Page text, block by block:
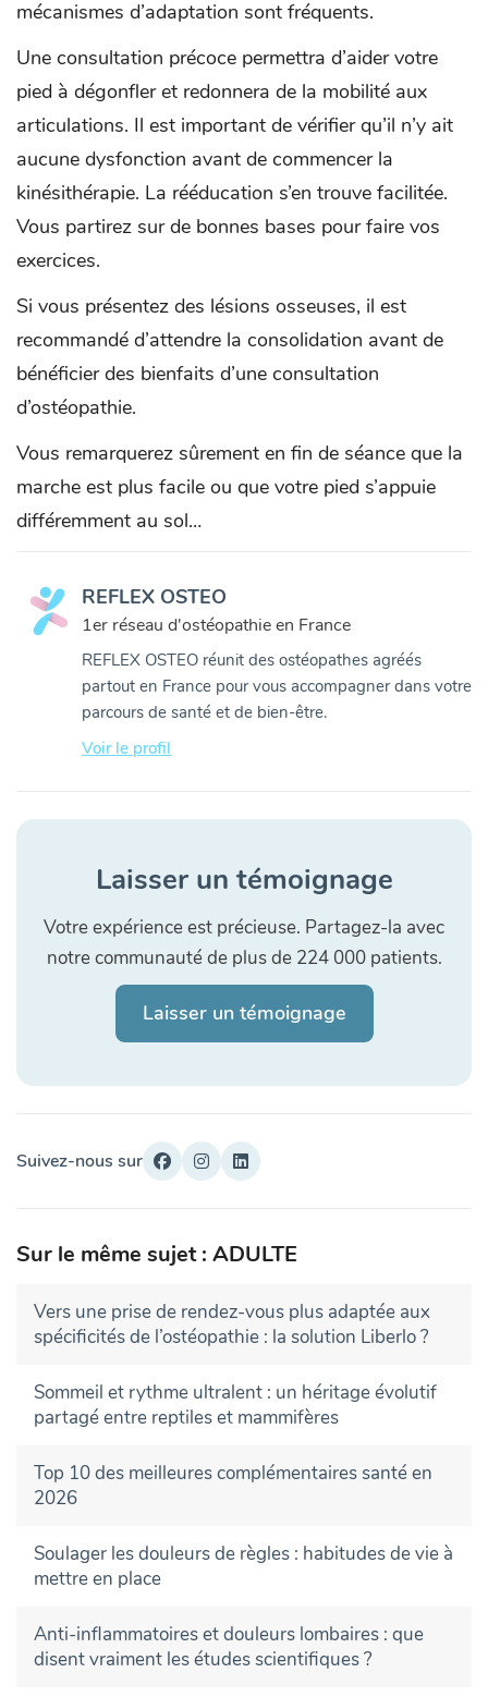
mécanismes d’adaptation sont fréquents.
Une consultation précoce permettra d’aider votre
pied à dégonfler et redonnera de la mobilité aux
articulations. Il est important de vérifier qu’il n’y ait
aucune dysfonction avant de commencer la
kinésithérapie. La rééducation s’en trouve facilitée.
Vous partirez sur de bonnes bases pour faire vos
exercices.
Si vous présentez des lésions osseuses, il est
recommandé d’attendre la consolidation avant de
bénéficier des bienfaits d’une consultation
d’ostéopathie.
Vous remarquerez sûrement en fin de séance que la
marche est plus facile ou que votre pied s’appuie
différemment au sol…
REFLEX OSTEO
1er réseau d'ostéopathie en France
REFLEX OSTEO réunit des ostéopathes agréés
partout en France pour vous accompagner dans votre
parcours de santé et de bien-être.
Voir le profil
Laisser un témoignage
Votre expérience est précieuse. Partagez-la avec
notre communauté de plus de 224 000 patients.
Laisser un témoignage
Suivez-nous sur
Sur le même sujet : ADULTE
Vers une prise de rendez-vous plus adaptée aux
spécificités de l’ostéopathie : la solution Liberlo ?
Sommeil et rythme ultralent : un héritage évolutif
partagé entre reptiles et mammifères
Top 10 des meilleures complémentaires santé en
2026
Soulager les douleurs de règles : habitudes de vie à
mettre en place
Anti-inflammatoires et douleurs lombaires : que
disent vraiment les études scientifiques ?